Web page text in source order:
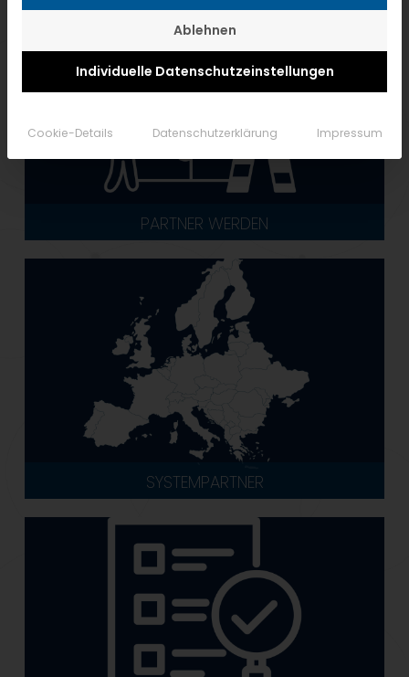
PARTNER WERDEN
SYSTEMPARTNER
Ablehnen
Individuelle Datenschutzeinstellungen
Cookie-Details Datenschutzerklärung Impressum